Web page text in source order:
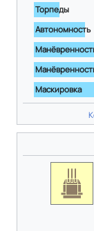
Торпеды
Автономность
Маскировка